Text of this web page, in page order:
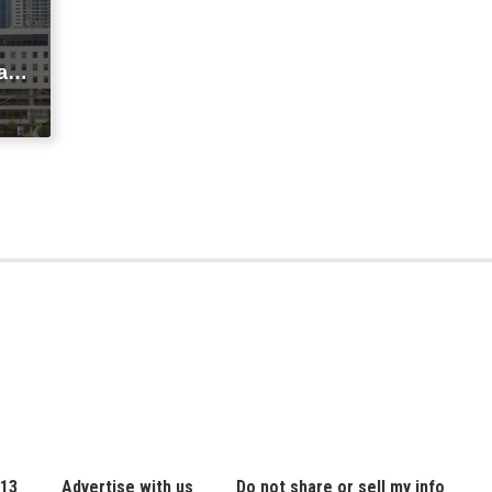
Advertise with us Do not share or sell my info